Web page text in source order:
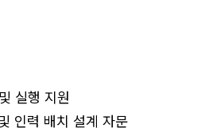
실행 지원
인력 배치 설계 자문